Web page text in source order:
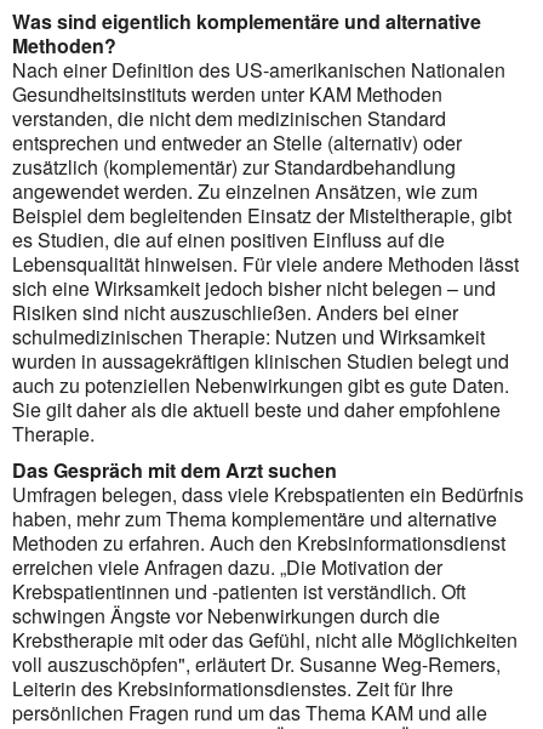
Was sind eigentlich komplementäre und alternative
Methoden?
Nach einer Definition des US-amerikanischen Nationalen
Gesundheitsinstituts werden unter KAM Methoden
verstanden, die nicht dem medizinischen Standard
entsprechen und entweder an Stelle (alternativ) oder
zusätzlich (komplementär) zur Standardbehandlung
angewendet werden. Zu einzelnen Ansätzen, wie zum
Beispiel dem begleitenden Einsatz der Misteltherapie, gibt
es Studien, die auf einen positiven Einfluss auf die
Lebensqualität hinweisen. Für viele andere Methoden lässt
sich eine Wirksamkeit jedoch bisher nicht belegen – und
Risiken sind nicht auszuschließen. Anders bei einer
schulmedizinischen Therapie: Nutzen und Wirksamkeit
wurden in aussagekräftigen klinischen Studien belegt und
auch zu potenziellen Nebenwirkungen gibt es gute Daten.
Sie gilt daher als die aktuell beste und daher empfohlene
Therapie.
Das Gespräch mit dem Arzt suchen
Umfragen belegen, dass viele Krebspatienten ein Bedürfnis
haben, mehr zum Thema komplementäre und alternative
Methoden zu erfahren. Auch den Krebsinformationsdienst
erreichen viele Anfragen dazu. „Die Motivation der
Krebspatientinnen und -patienten ist verständlich. Oft
schwingen Ängste vor Nebenwirkungen durch die
Krebstherapie mit oder das Gefühl, nicht alle Möglichkeiten
voll auszuschöpfen", erläutert Dr. Susanne Weg-Remers,
Leiterin des Krebsinformationsdienstes. Zeit für Ihre
persönlichen Fragen rund um das Thema KAM und alle